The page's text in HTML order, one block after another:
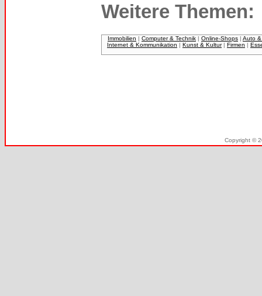
Weitere Themen:
Immobilien | Computer & Technik | Online-Shops | Auto &
Internet & Kommunikation | Kunst & Kultur| Firmen |
Copyright ©